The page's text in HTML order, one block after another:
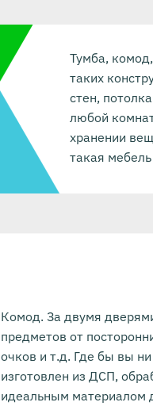
Тумба,
таких
стен,
любой
хранении
такая
Комод. За двумя
предметов от
очков и т.д. Где бы вы
изготовлен из ДСП,
идеальным материалом